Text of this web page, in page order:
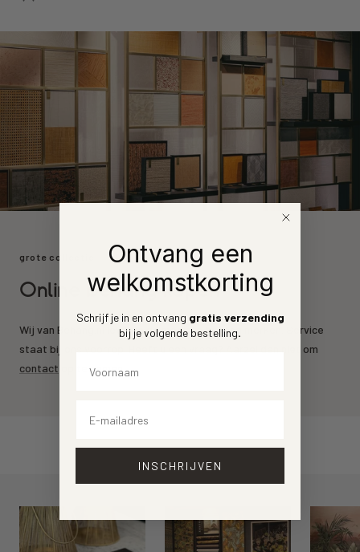
grote collectie
Online behang kopen
Wij van Behang.nl leveren de mooiste behang merken. Service
staat bij ons voorrop. Heeft u een vraag? Aarzel dan niet om
contact op te nemen.
Ontvang een
welkomstkorting
Schrijf je in en ontvang gratis verzending
bij je volgende bestelling.
INSCHRIJVEN